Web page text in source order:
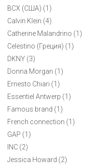
американского бренда Kyle
BCX (США) (1)
Calvin Klein (4)
Catherine Malandrino (1)
Celestino (Греция) (1)
DKNY (3)
Donna Morgan (1)
Ernesto Chiari (1)
Essentiel Antwerp (1)
Famous brand (1)
French connection (1)
GAP (1)
INC (2)
Jessica Howard (2)